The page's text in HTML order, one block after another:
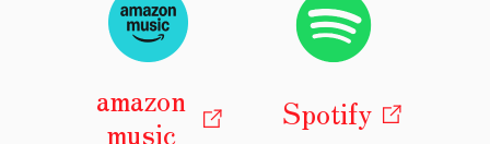
amazon
music
Spotify